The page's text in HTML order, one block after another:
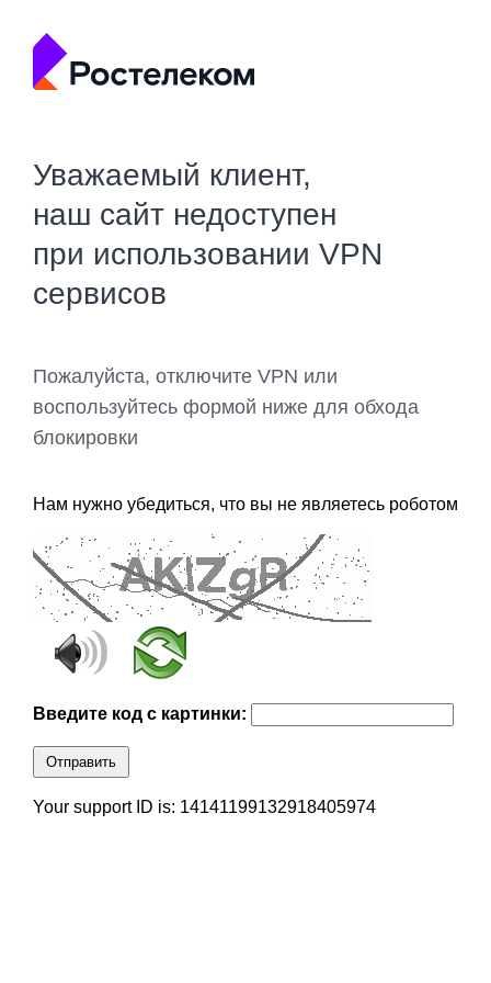
Уважаемый клиент,
наш сайт недоступен
при использовании VPN
сервисов
Пожалуйста, отключите VPN или
воспользуйтесь формой ниже для обхода
блокировки
Нам нужно убедиться, что вы не являетесь роботом
Введите код с картинки:
Отправить
Your support ID is: 14141199132918405974